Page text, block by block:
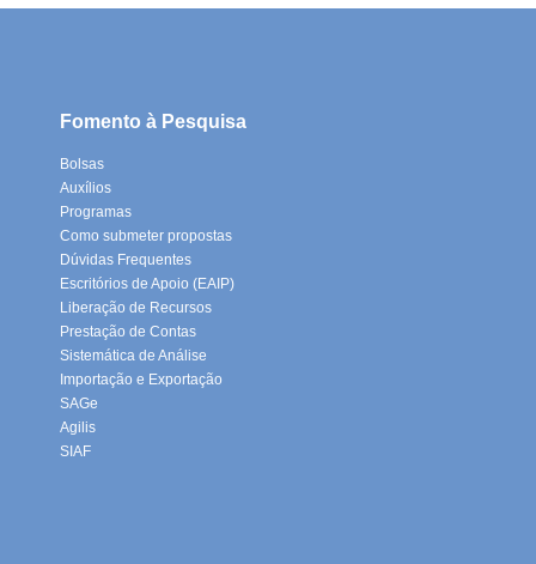
Fomento à Pesquisa
Bolsas
Auxílios
Programas
Como submeter propostas
Dúvidas Frequentes
Escritórios de Apoio (EAIP)
Liberação de Recursos
Prestação de Contas
Sistemática de Análise
Importação e Exportação
SAGe
Agilis
SIAF